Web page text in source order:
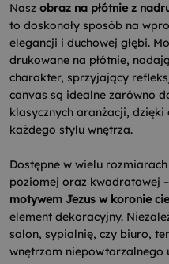
Nasz obraz na płótnie z
to doskonały sposób na
elegancji i duchowej głębi.
drukowane na płótnie,
charakter, sprzyjający
canvas są idealne zarówno
klasycznych aranżacji, dzięki
każdego stylu wnętrza.
Dostępne w wielu
poziomej oraz kwadratowej
motywem Jezus w koronie
element dekoracyjny.
salon, sypialnię, czy biuro,
wnętrzom niepowtarzalnego